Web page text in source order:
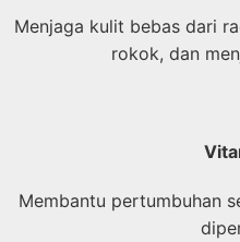
Menjaga kulit bebas dari
rokok, dan
Membantu pertumbuhan